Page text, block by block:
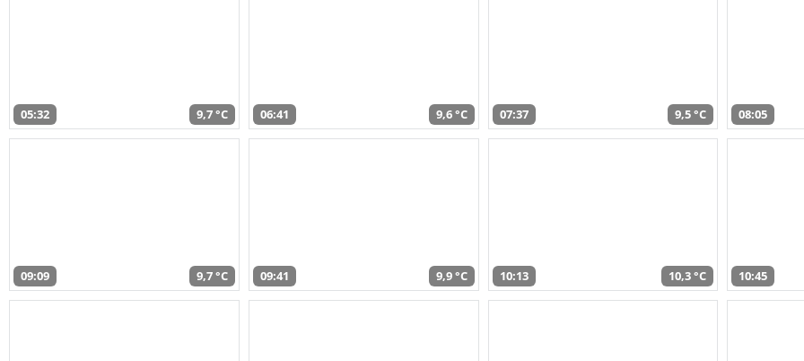
05:32 9,7 °C 06:41 9,6 °C 07:37 9,5 °C 08:05
09:09 9,7 °C 09:41 9,9 °C 10:13 10,3 °C 10:45